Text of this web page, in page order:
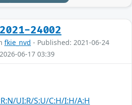
24002
fkie_nvd - Published: 2021-06-24
06-17 03:39
UI:R/S:U/C:H/I:H/A:H